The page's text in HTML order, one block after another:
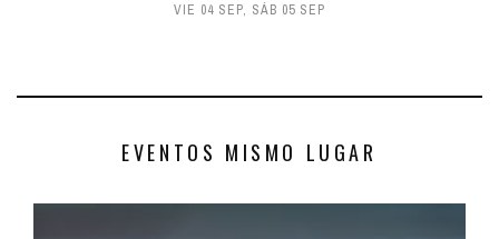
VIE 04 SEP, SÁB 05 SEP
EVENTOS MISMO LUGAR